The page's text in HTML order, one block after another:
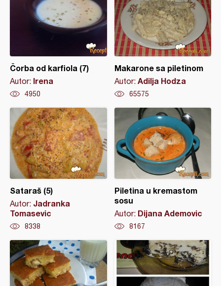
Čorba od karfiola (7)
Autor: Irena
4950
Makarone sa piletinom
Autor: Adilja Hodza
65575
Sataraš (5)
Autor: Jadranka
Tomasevic
8338
Piletina u kremastom
sosu
Autor: Dijana Ademovic
8167